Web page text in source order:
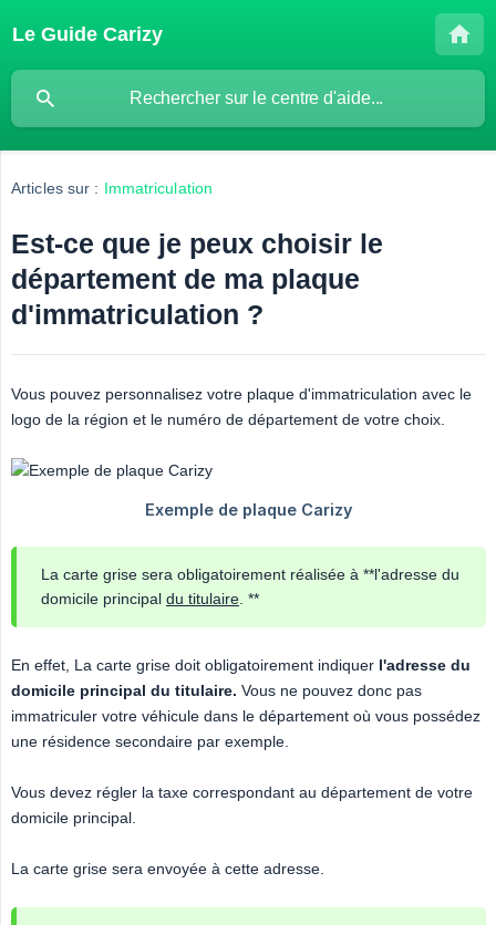
Le Guide Carizy
Articles sur : Immatriculation
Est-ce que je peux choisir le
département de ma plaque
d'immatriculation ?
Vous pouvez personnalisez votre plaque d'immatriculation avec le
logo de la région et le numéro de département de votre choix.
La carte grise sera obligatoirement réalisée à **l'adresse du
domicile principal du titulaire. **
En effet, La carte grise doit obligatoirement indiquer l'adresse du
domicile principal du titulaire. Vous ne pouvez donc pas
immatriculer votre véhicule dans le département où vous possédez
une résidence secondaire par exemple.
Vous devez régler la taxe correspondant au département de votre
domicile principal.
La carte grise sera envoyée à cette adresse.